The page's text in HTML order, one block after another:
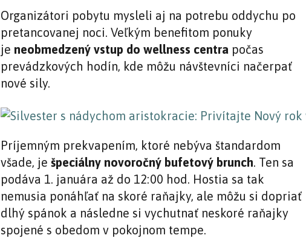
Organizátori pobytu mysleli aj na potrebu oddychu po
pretancovanej noci. Veľkým benefitom ponuky
je neobmedzený vstup do wellness centra počas
prevádzkových hodín, kde môžu návštevníci načerpať
nové sily.
Príjemným prekvapením, ktoré nebýva štandardom
všade, je špeciálny novoročný bufetový brunch. Ten sa
podáva 1. januára až do 12:00 hod. Hostia sa tak
nemusia ponáhľať na skoré raňajky, ale môžu si dopriať
dlhý spánok a následne si vychutnať neskoré raňajky
spojené s obedom v pokojnom tempe.